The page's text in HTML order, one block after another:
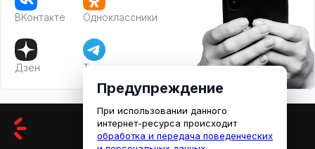
ВКонтакте Одноклассники
Дзен Телеграм
Предупреждение
При использовании данного
интернет-ресурса происходит
обработка и передача поведенческих